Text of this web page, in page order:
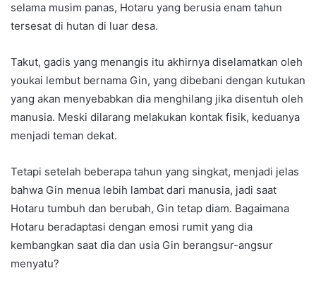
selama musim panas, Hotaru yang berusia enam tahun
tersesat di hutan di luar desa.
Takut, gadis yang menangis itu akhirnya diselamatkan oleh
youkai lembut bernama Gin, yang dibebani dengan kutukan
yang akan menyebabkan dia menghilang jika disentuh oleh
manusia. Meski dilarang melakukan kontak fisik, keduanya
menjadi teman dekat.
Tetapi setelah beberapa tahun yang singkat, menjadi jelas
bahwa Gin menua lebih lambat dari manusia, jadi saat
Hotaru tumbuh dan berubah, Gin tetap diam. Bagaimana
Hotaru beradaptasi dengan emosi rumit yang dia
kembangkan saat dia dan usia Gin berangsur-angsur
menyatu?